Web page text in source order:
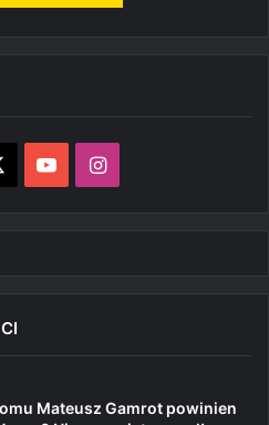
YouTubeInstagram
Mateusz Gamrot powinien